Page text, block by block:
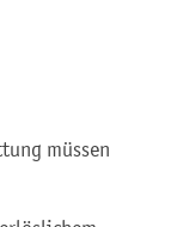
müssen